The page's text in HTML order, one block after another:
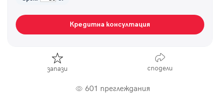
Кредитна консултация
запази сподели
601 преглеждания